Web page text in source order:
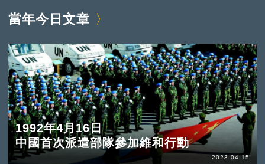
當年今日文章
1992年4月16日
中國首次派遣部隊參加維和行動
2023-04-15